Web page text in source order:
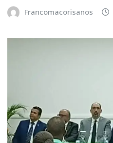
Francomacorisanos